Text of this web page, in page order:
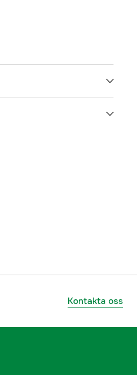
Kontakta oss